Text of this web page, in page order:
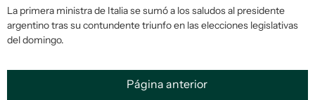
La primera ministra de Italia se sumó a los saludos al presidente
argentino tras su contundente triunfo en las elecciones legislativas
del domingo.
Página anterior